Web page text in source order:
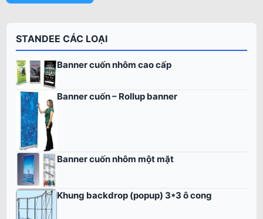
STANDEE CÁC LOẠI
Banner cuốn nhôm cao cấp
Banner cuốn – Rollup banner
Banner cuốn nhôm một mặt
Khung backdrop (popup) 3*3 ô cong